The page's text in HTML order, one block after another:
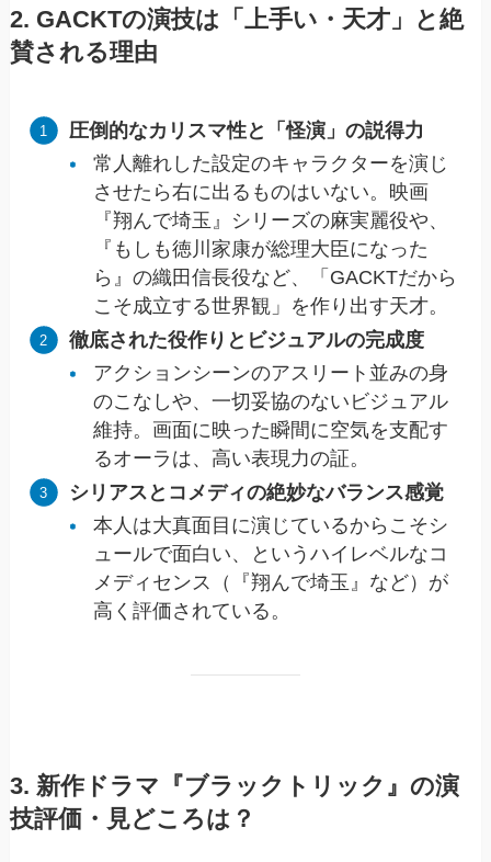
2. GACKTの演技は「上手い・天才」と絶
賛される理由
圧倒的なカリスマ性と「怪演」の説得力
常人離れした設定のキャラクターを演じ
させたら右に出るものはいない。映画
『翔んで埼玉』シリーズの麻実麗役や、
『もしも徳川家康が総理大臣になった
ら』の織田信長役など、「GACKTだから
こそ成立する世界観」を作り出す天才。
徹底された役作りとビジュアルの完成度
アクションシーンのアスリート並みの身
のこなしや、一切妥協のないビジュアル
維持。画面に映った瞬間に空気を支配す
るオーラは、高い表現力の証。
シリアスとコメディの絶妙なバランス感覚
本人は大真面目に演じているからこそシ
ュールで面白い、というハイレベルなコ
メディセンス（『翔んで埼玉』など）が
高く評価されている。
3. 新作ドラマ『ブラックトリック』の演
技評価・見どころは？